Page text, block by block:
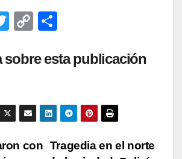
T
tt
C
p
Li
n
m
ar
tir
sobre esta publicación
Tragedia en el norte
con